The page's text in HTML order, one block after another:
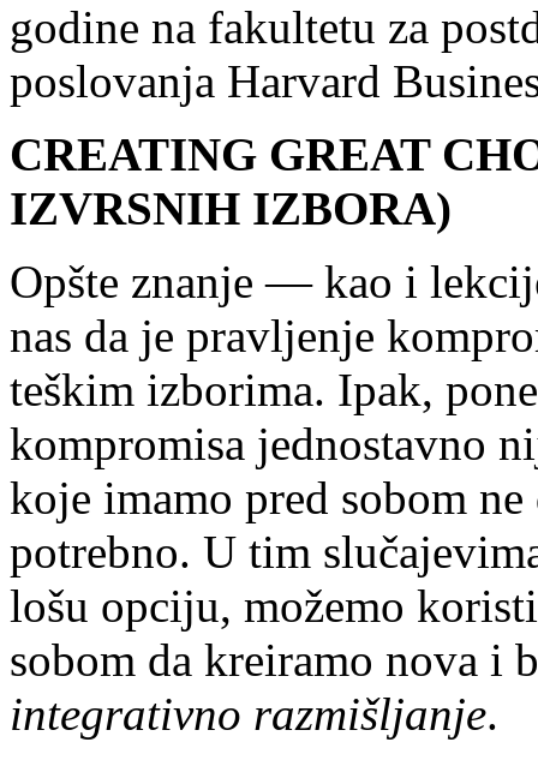
godine na fakultetu za
poslovanja Harvard
CREATING GREAT
IZVRSNIH IZBORA)
Opšte znanje ― kao i
nas da je pravljenje
teškim izborima. Ipak,
kompromisa jednostavno
koje imamo pred sobom
potrebno. U tim
lošu opciju, možemo
sobom da kreiramo nova i
integrativno razmišljanje.